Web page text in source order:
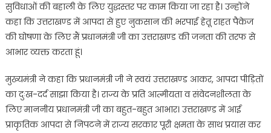
सुविधाओं की बहाली के लिए युद्धस्तर पर काम किया जा रहा है। उन्होंने
कहा कि उत्तराखण्ड में आपदा से हुए नुकसान की भरपाई हेतू राहत पैकेज
की घोषणा के लिए मैं प्रधानमंत्री जी का उत्तराखण्ड की जनता की तरफ से
आभार व्यक्त करता हूं।
मुख्यमंत्री ने कहा कि प्रधानमंत्री जी ने स्वयं उत्तराखण्ड आकर, आपदा पीड़ितों
का दुःख-दर्द साझा किया है। राज्य के प्रति आत्मीयता व संवेदनशीलता के
लिए माननीय प्रधानमंत्री जी का बहुत-बहुत आभार। उत्तराखण्ड में आई
प्राकृतिक आपदा से निपटने में राज्य सरकार पूरी क्षमता के साथ प्रयास कर